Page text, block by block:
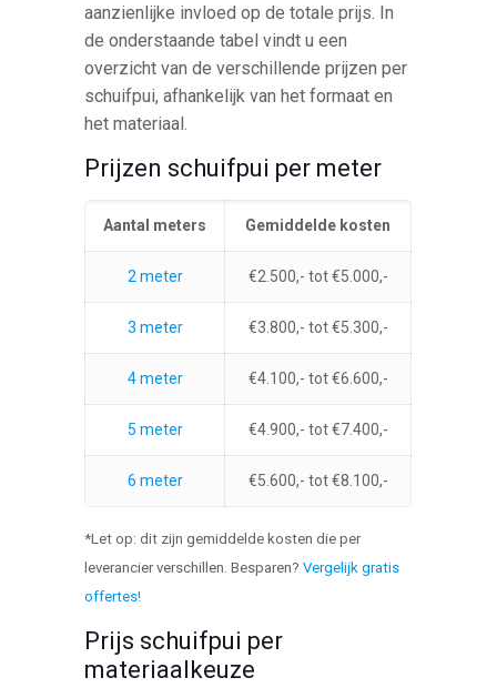
aanzienlijke invloed op de totale prijs. In
de onderstaande tabel vindt u een
overzicht van de verschillende prijzen per
schuifpui, afhankelijk van het formaat en
het materiaal.
Prijzen schuifpui per meter
Aantal meters Gemiddelde kosten
2 meter €2.500,- tot €5.000,-
3 meter €3.800,- tot €5.300,-
4 meter €4.100,- tot €6.600,-
5 meter €4.900,- tot €7.400,-
6 meter €5.600,- tot €8.100,-
*Let op: dit zijn gemiddelde kosten die per
leverancier verschillen. Besparen?Vergelijk gratis
offertes!
Prijs schuifpui per
materiaalkeuze